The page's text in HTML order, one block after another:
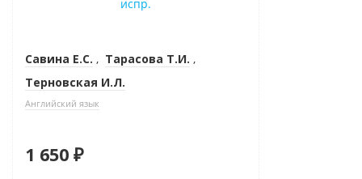
Савина Е.С. , Тарасова Т.И. ,
Терновская И.Л.
Английский язык
1 650 ₽